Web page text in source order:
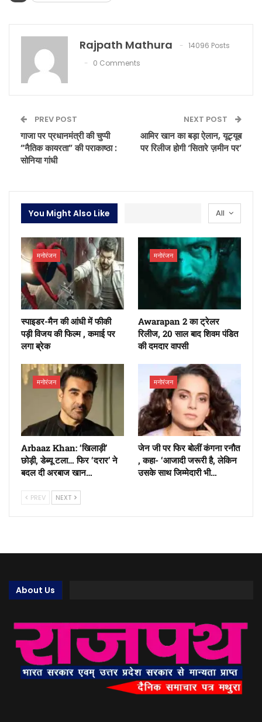
Rajpath Mathura
14096 Posts
0 Comments
PREV POST
गाजा पर प्रधानमंत्री की चुप्पी
”नैतिक कायरता” की पराकाष्ठा :
सोनिया गांधी
NEXT POST
आमिर खान का बड़ा ऐलान, यूट्यूब
पर रिलीज होगी ‘सितारे ज़मीन पर’
All
You Might Also Like
मनोरंजन
स्पाइडर-मैन की आंधी में फीकी
पड़ी विजय की फिल्म , कमाई पर
लगा ब्रेक
मनोरंजन
Awarapan 2 का ट्रेलर
रिलीज, 20 साल बाद शिवम पंडित
की दमदार वापसी
मनोरंजन
Arbaaz Khan: ‘खिलाड़ी’
छोड़ी, डेब्यू टला… फिर ‘दरार’ ने
बदल दी अरबाज खान…
मनोरंजन
जेन जी पर फिर बोलीं कंगना रनौत
, कहा- ‘आजादी जरूरी है, लेकिन
उसके साथ जिम्मेदारी भी…
PREV NEXT
About Us